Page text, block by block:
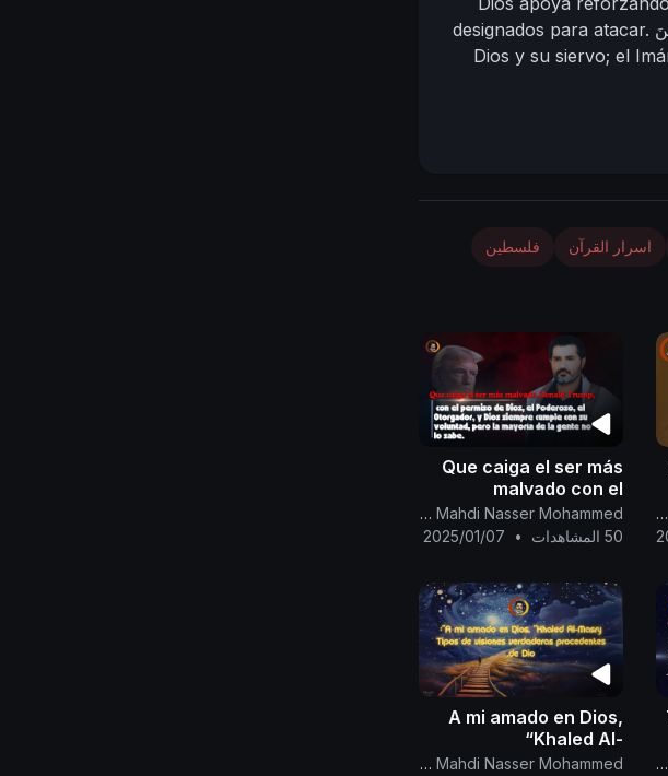
designados para atacar.
Dios y su siervo; el
اسرار القرآن فلسطين
Canal Oficial Del Imam Al Mahdi Nasser Mohammed
Que caiga el ser más
malvado con el
permiso de Dios, el
Poderoso, el
Canal Oficial Del Imam Al Mahdi Nasser Mohammed
50 المشاهدات
•
2025/01/07
Canal Oficial Del Imam Al Mahdi Nasser Mohammed
A mi amado en Dios,
“Khaled Al-
Masry”:Tipos de
Canal Oficial Del Imam Al Mahdi Nasser Mohammed